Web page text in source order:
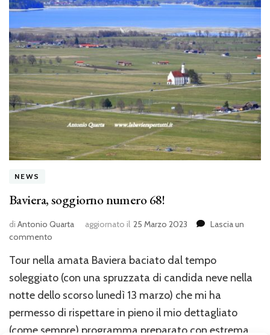
NEWS
Baviera, soggiorno numero 68!
di Antonio Quarta aggiornato il 25 Marzo 2023
Lascia un
commento
soggiorno
numero
Tour nella amata Baviera baciato dal tempo
soleggiato (con una spruzzata di candida neve nella
notte dello scorso lunedì 13 marzo) che mi ha
permesso di rispettare in pieno il mio dettagliato
(come sempre) programma preparato con estrema